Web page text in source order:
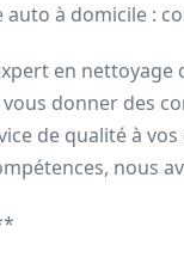
à domicile :
en
donner des
de qualité à
nous